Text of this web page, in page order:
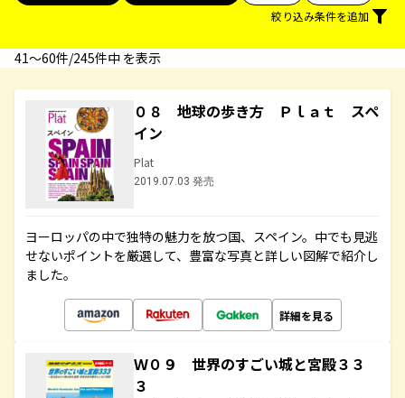
絞り込み条件を追加
41〜60件/245件中 を表示
０８ 地球の歩き方 Ｐｌａｔ スペ
イン
Plat
2019.07.03 発売
ヨーロッパの中で独特の魅力を放つ国、スペイン。中でも見逃
せないポイントを厳選して、豊富な写真と詳しい図解で紹介し
ました。
詳細を見る
Ｗ０９ 世界のすごい城と宮殿３３
３